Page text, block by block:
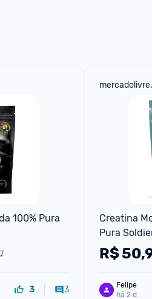
100% Pura
3 3
Creatina
Pura
R$
Felipe
há 2 d